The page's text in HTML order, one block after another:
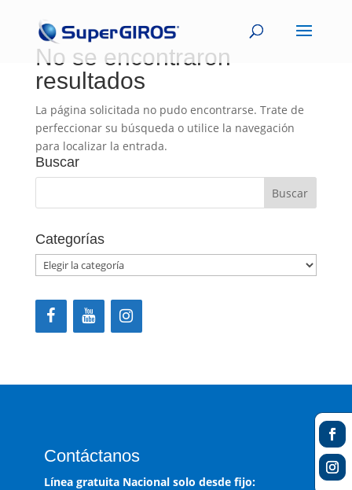
No se encontraron
resultados
La página solicitada no pudo encontrarse. Trate de
perfeccionar su búsqueda o utilice la navegación
para localizar la entrada.
Buscar
Categorías
Categorías
Contáctanos
Línea gratuita Nacional solo desde fijo: